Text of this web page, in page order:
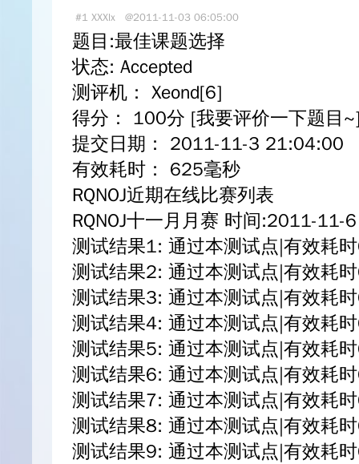
#1 XXXlx @2011-11-03 06:05:00
题目:最佳课题选择
状态: Accepted
测评机： Xeond[6]
得分： 100分 [我要评价一下题目
提交日期： 2011-11-3 21:04:00
有效耗时： 625毫秒
RQNOJ近期在线比赛列表
RQNOJ十一月月赛 时间:2011-
测试结果1: 通过本测试点|有效耗
测试结果2: 通过本测试点|有效耗
测试结果3: 通过本测试点|有效耗
测试结果4: 通过本测试点|有效耗
测试结果5: 通过本测试点|有效耗
测试结果6: 通过本测试点|有效耗
测试结果7: 通过本测试点|有效耗
测试结果8: 通过本测试点|有效耗
测试结果9: 通过本测试点|有效耗